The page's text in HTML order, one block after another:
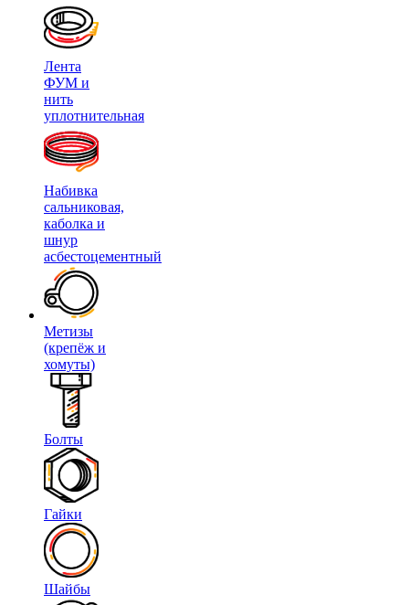
Лента
ФУМ и
нить
уплотнительная
Набивка
сальниковая,
каболка и
шнур
асбестоцементный
Метизы
(крепёж и
хомуты)
Болты
Гайки
Шайбы